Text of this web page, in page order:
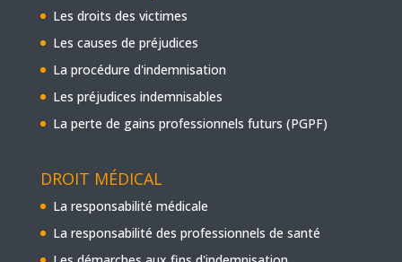
Les droits des victimes
Les causes de préjudices
La procédure d'indemnisation
Les préjudices indemnisables
La perte de gains professionnels futurs (PGPF)
DROIT MÉDICAL
La responsabilité médicale
La responsabilité des professionnels de santé